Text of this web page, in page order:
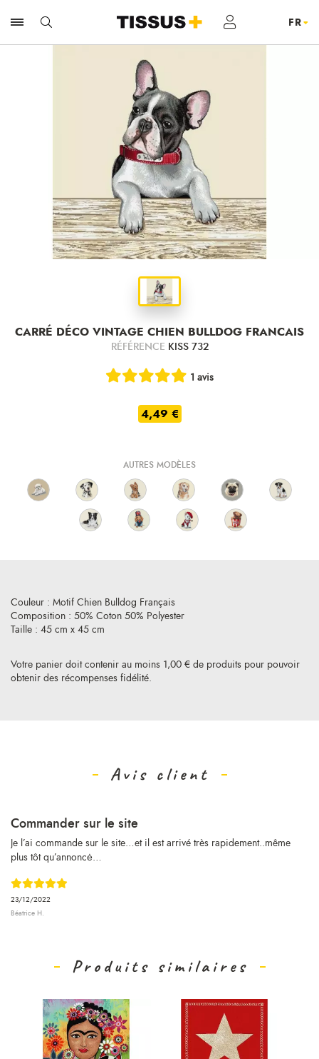
CARRÉ DÉCO VINTAGE CHIEN BULLDOG FRANCAIS
RÉFÉRENCE KISS 732
1 avis
4,49 €
AUTRES MODÈLES
Votre panier doit contenir au moins 1,00 € de produits pour pouvoir
obtenir des récompenses fidélité.
Couleur : Motif Chien Bulldog Français
Composition : 50% Coton 50% Polyester
Taille : 45 cm x 45 cm
Avis client
23/12/2022
Béatrice H.
Commander sur le site
Je l’ai commande sur le site…et il est arrivé très rapidement..même
plus tôt qu’annoncė…
Produits similaires